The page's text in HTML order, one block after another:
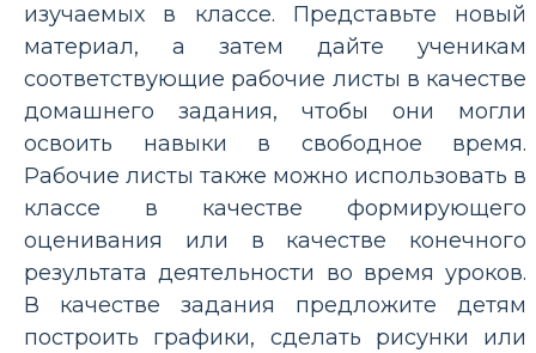
изучаемых в классе. Представьте новый
материал, а затем дайте ученикам
соответствующие рабочие листы в качестве
домашнего задания, чтобы они могли
освоить навыки в свободное время.
Рабочие листы также можно использовать в
классе в качестве формирующего
оценивания или в качестве конечного
результата деятельности во время уроков.
В качестве задания предложите детям
построить графики, сделать рисунки или